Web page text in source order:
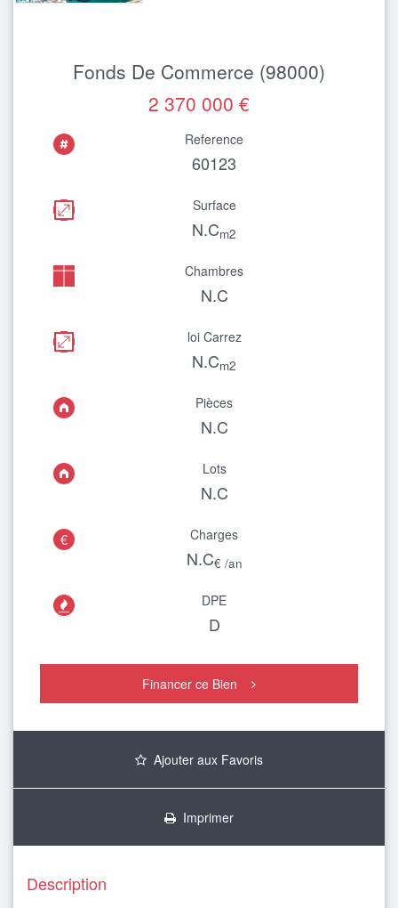
Fonds De Commerce (98000)
2 370 000 €
Reference
60123
Surface
N.Cm2
Chambres
N.C
loi Carrez
N.Cm2
Pièces
N.C
Lots
N.C
€ Charges
N.C€ /an
 DPE
D
Financer ce Bien
Ajouter aux Favoris
Imprimer
Description